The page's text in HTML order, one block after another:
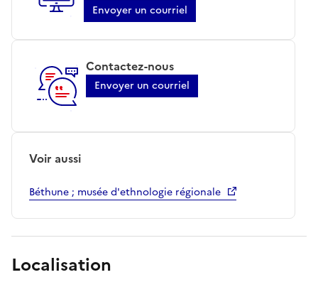
Envoyer un courriel
Contactez-nous
Envoyer un courriel
Voir aussi
Béthune ; musée d'ethnologie régionale
Localisation